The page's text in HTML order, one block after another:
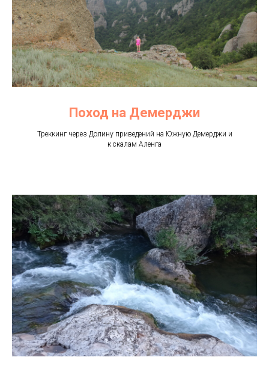
Поход на Демерджи
Треккинг через Долину приведений на Южную Демерджи и
к скалам Аленга